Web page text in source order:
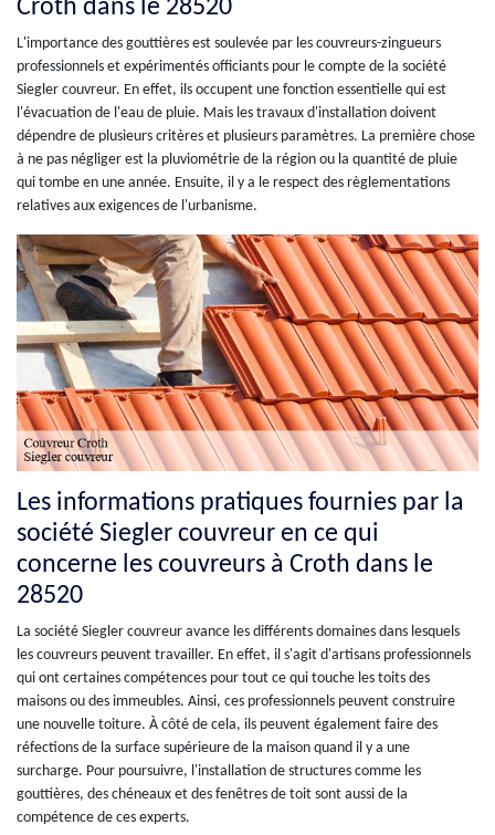
Croth dans le 28520
L'importance des gouttières est soulevée par les couvreurs-zingueurs
professionnels et expérimentés officiants pour le compte de la société
Siegler couvreur. En effet, ils occupent une fonction essentielle qui est
l'évacuation de l'eau de pluie. Mais les travaux d'installation doivent
dépendre de plusieurs critères et plusieurs paramètres. La première chose
à ne pas négliger est la pluviométrie de la région ou la quantité de pluie
qui tombe en une année. Ensuite, il y a le respect des règlementations
relatives aux exigences de l'urbanisme.
Les informations pratiques fournies par la
société Siegler couvreur en ce qui
concerne les couvreurs à Croth dans le
28520
La société Siegler couvreur avance les différents domaines dans lesquels
les couvreurs peuvent travailler. En effet, il s'agit d'artisans professionnels
qui ont certaines compétences pour tout ce qui touche les toits des
maisons ou des immeubles. Ainsi, ces professionnels peuvent construire
une nouvelle toiture. À côté de cela, ils peuvent également faire des
réfections de la surface supérieure de la maison quand il y a une
surcharge. Pour poursuivre, l'installation de structures comme les
gouttières, des chéneaux et des fenêtres de toit sont aussi de la
compétence de ces experts.